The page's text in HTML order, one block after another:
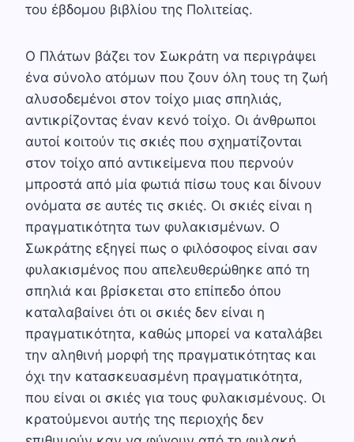
του έβδομου βιβλίου της Πολιτείας.
Ο Πλάτων βάζει τον Σωκράτη να περιγράψει
ένα σύνολο ατόμων που ζουν όλη τους τη ζωή
αλυσοδεμένοι στον τοίχο μιας σπηλιάς,
αντικρίζοντας έναν κενό τοίχο. Οι άνθρωποι
αυτοί κοιτούν τις σκιές που σχηματίζονται
στον τοίχο από αντικείμενα που περνούν
μπροστά από μία φωτιά πίσω τους και δίνουν
ονόματα σε αυτές τις σκιές. Οι σκιές είναι η
πραγματικότητα των φυλακισμένων. Ο
Σωκράτης εξηγεί πως ο φιλόσοφος είναι σαν
φυλακισμένος που απελευθερώθηκε από τη
σπηλιά και βρίσκεται στο επίπεδο όπου
καταλαβαίνει ότι οι σκιές δεν είναι η
πραγματικότητα, καθώς μπορεί να καταλάβει
την αληθινή μορφή της πραγματικότητας και
όχι την κατασκευασμένη πραγματικότητα,
που είναι οι σκιές για τους φυλακισμένους. Οι
κρατούμενοι αυτής της περιοχής δεν